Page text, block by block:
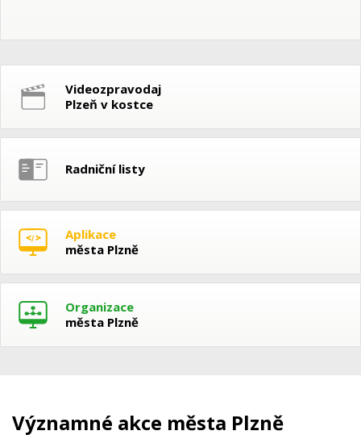
Videozpravodaj
Plzeň v kostce
Radniční listy
Aplikace
města Plzně
Organizace
města Plzně
Významné akce města Plzně